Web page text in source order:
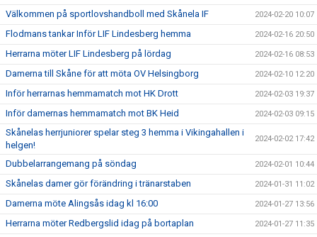
Välkommen på sportlovshandboll med Skånela IF 2024-02-20 10:07
Flodmans tankar Inför LIF Lindesberg hemma 2024-02-16 20:50
Herrarna möter LIF Lindesberg på lördag 2024-02-16 08:53
Damerna till Skåne för att möta OV Helsingborg 2024-02-10 12:20
Inför herrarnas hemmamatch mot HK Drott 2024-02-03 19:37
Inför damernas hemmamatch mot BK Heid 2024-02-03 09:15
Skånelas herrjuniorer spelar steg 3 hemma i Vikingahallen i
helgen!
2024-02-02 17:42
Dubbelarrangemang på söndag 2024-02-01 10:44
Skånelas damer gör förändring i tränarstaben 2024-01-31 11:02
Damerna möte Alingsås idag kl 16:00 2024-01-27 13:56
Herrarna möter Redbergslid idag på bortaplan 2024-01-27 11:35